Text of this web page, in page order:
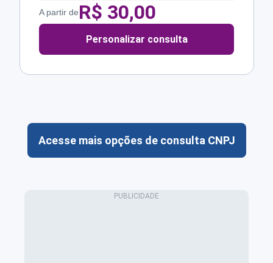
A partir deR$ 30,00
Personalizar consulta
Acesse mais opções de consulta CNPJ